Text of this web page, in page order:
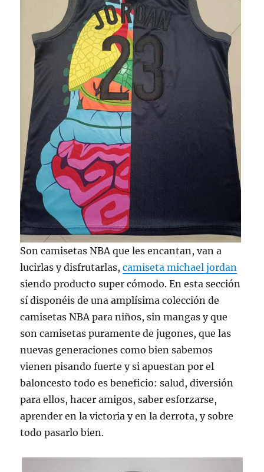
Son camisetas NBA que les encantan, van a
lucirlas y disfrutarlas,camiseta michael jordan
siendo producto super cómodo. En esta sección
sí disponéis de una amplísima colección de
camisetas NBA para niños, sin mangas y que
son camisetas puramente de jugones, que las
nuevas generaciones como bien sabemos
vienen pisando fuerte y si apuestan por el
baloncesto todo es beneficio: salud, diversión
para ellos, hacer amigos, saber esforzarse,
aprender en la victoria y en la derrota, y sobre
todo pasarlo bien.